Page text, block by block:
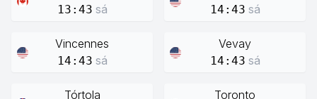
13:43 sá 14:43 sá
Vincennes
14:43 sá
Vevay
14:43 sá
Tórtola Toronto